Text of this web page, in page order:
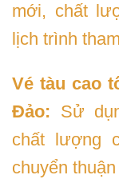
mới, chất
lịch trình
Vé tàu cao
Đảo: Sử
chất lượng
chuyển